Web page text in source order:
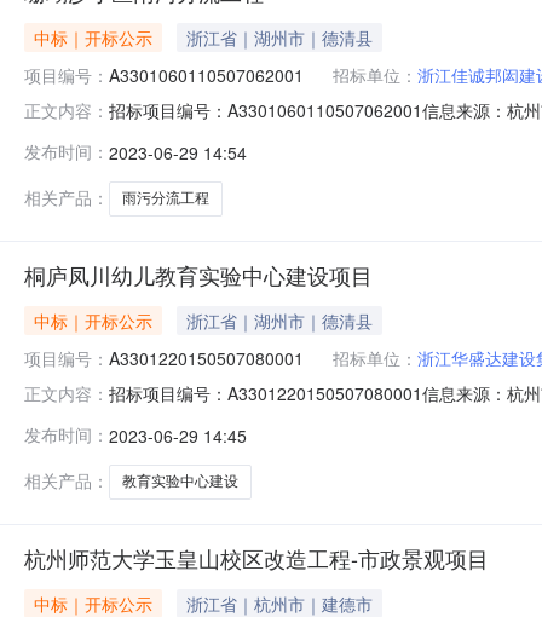
中标｜开标公示
浙江省｜湖州市｜德清县
项目编号： A3301060110507062001 招标单位： 浙江佳诚邦闳建
正文内容： 招标项目编号：A3301060110507062001信息来源：杭
2023/06/28；投标人名称：台州远信建设工程有限公司
发布时间： 2023-06-29 14:54
相关产品：
雨污分流工程
桐庐凤川幼儿教育实验中心建设项目
中标｜开标公示
浙江省｜湖州市｜德清县
项目编号： A3301220150507080001 招标单位： 浙江华盛达建
正文内容： 招标项目编号：A3301220150507080001信息来源：杭
50，投标文件递交时间：2023/06/28；投标人名称：浙
发布时间： 2023-06-29 14:45
相关产品：
教育实验中心建设
杭州师范大学玉皇山校区改造工程-市政景观项目
中标｜开标公示
浙江省｜杭州市｜建德市